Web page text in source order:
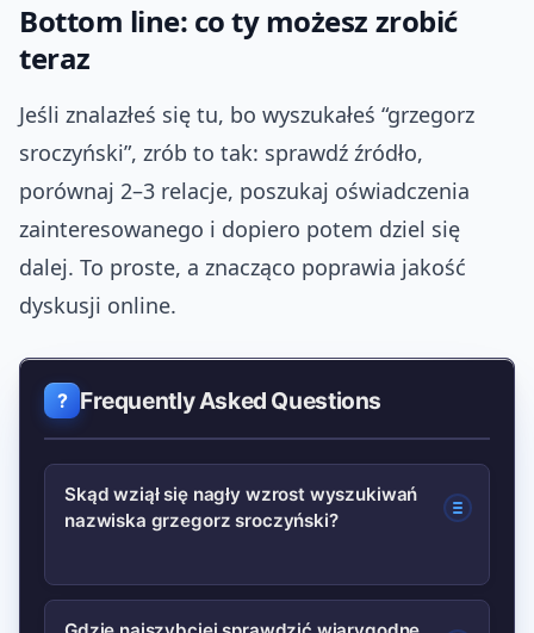
Bottom line: co ty możesz zrobić
teraz
Jeśli znalazłeś się tu, bo wyszukałeś “grzegorz
sroczyński”, zrób to tak: sprawdź źródło,
porównaj 2–3 relacje, poszukaj oświadczenia
zainteresowanego i dopiero potem dziel się
dalej. To proste, a znacząco poprawia jakość
dyskusji online.
Frequently Asked Questions
Skąd wziął się nagły wzrost wyszukiwań
nazwiska grzegorz sroczyński?
Zwykle to efekt jednego lub kilku